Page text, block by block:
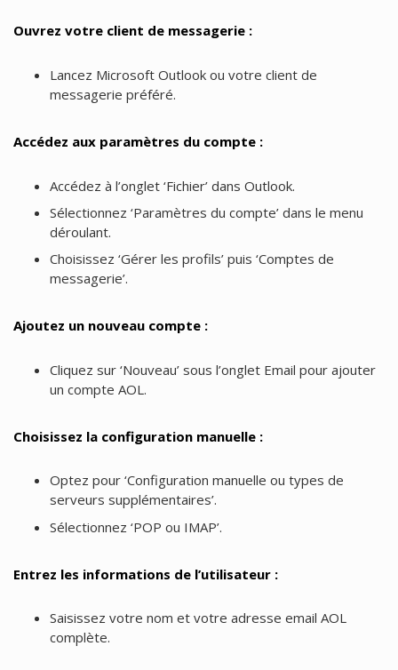
Ouvrez votre client de messagerie :
Lancez Microsoft Outlook ou votre client de
messagerie préféré.
Accédez aux paramètres du compte :
Accédez à l’onglet ‘Fichier’ dans Outlook.
Sélectionnez ‘Paramètres du compte’ dans le menu
déroulant.
Choisissez ‘Gérer les profils’ puis ‘Comptes de
messagerie’.
Ajoutez un nouveau compte :
Cliquez sur ‘Nouveau’ sous l’onglet Email pour ajouter
un compte AOL.
Choisissez la configuration manuelle :
Optez pour ‘Configuration manuelle ou types de
serveurs supplémentaires’.
Sélectionnez ‘POP ou IMAP’.
Entrez les informations de l’utilisateur :
Saisissez votre nom et votre adresse email AOL
complète.